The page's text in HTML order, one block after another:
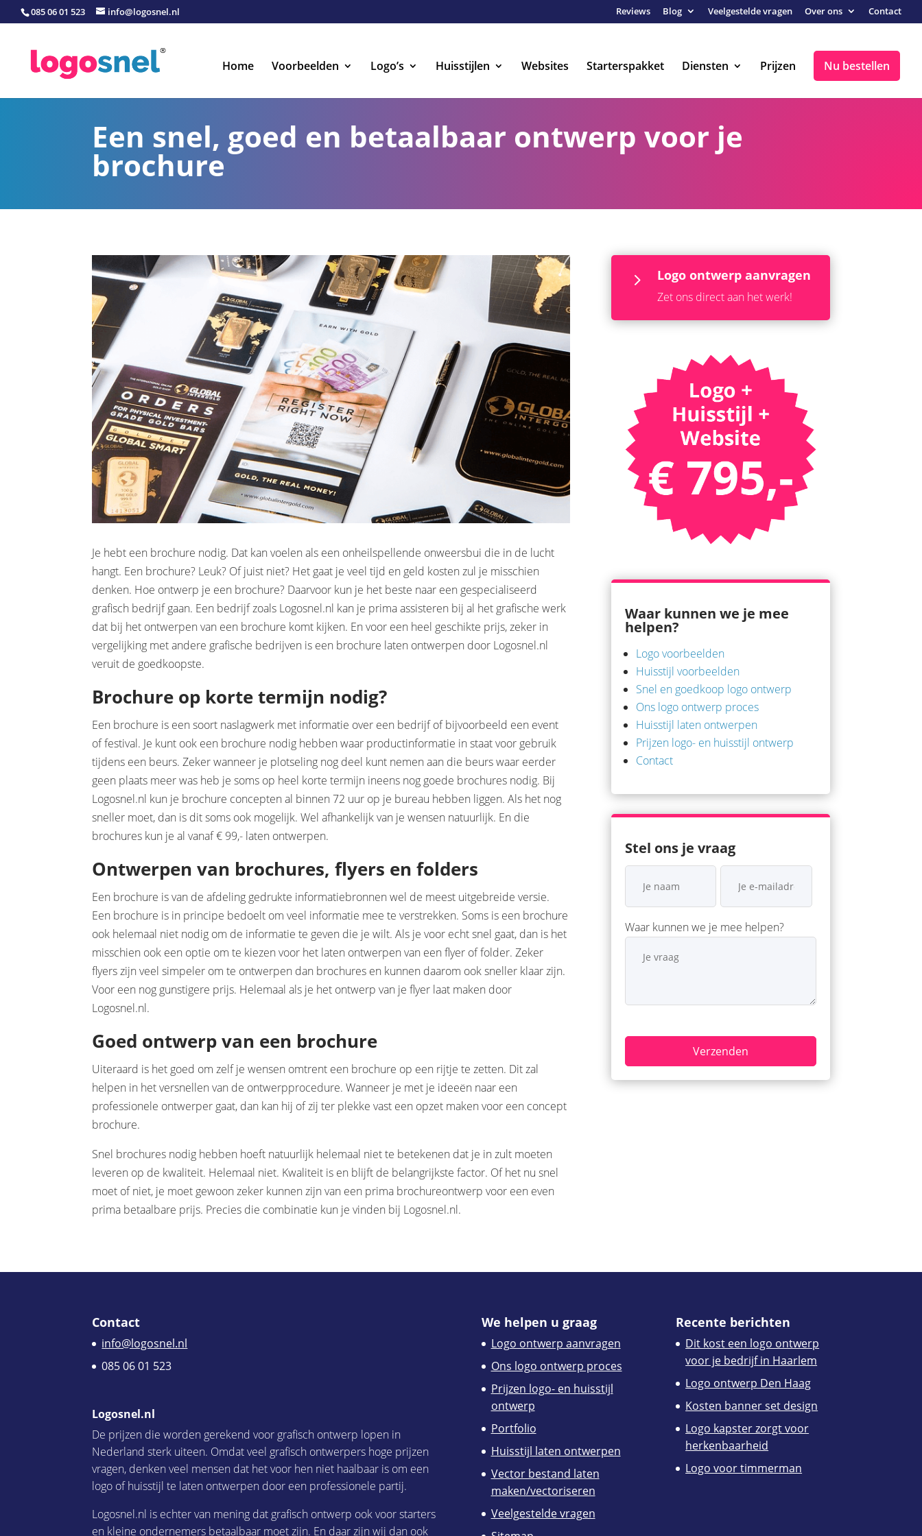
085 06 01 523 info@logosnel.nl Reviews Blog Veelgestelde vragen Over ons Contact
Home Voorbeelden Logo’s Huisstijlen Websites Starterspakket Diensten Prijzen Nu bestellen
Een snel, goed en betaalbaar ontwerp voor je
brochure
Je hebt een brochure nodig. Dat kan voelen als een onheilspellende onweersbui die in de lucht
hangt. Een brochure? Leuk? Of juist niet? Het gaat je veel tijd en geld kosten zul je misschien
denken. Hoe ontwerp je een brochure? Daarvoor kun je het beste naar een gespecialiseerd
grafisch bedrijf gaan. Een bedrijf zoals Logosnel.nl kan je prima assisteren bij al het grafische werk
dat bij het ontwerpen van een brochure komt kijken. En voor een heel geschikte prijs, zeker in
vergelijking met andere grafische bedrijven is een brochure laten ontwerpen door Logosnel.nl
veruit de goedkoopste.
Brochure op korte termijn nodig?
Een brochure is een soort naslagwerk met informatie over een bedrijf of bijvoorbeeld een event
of festival. Je kunt ook een brochure nodig hebben waar productinformatie in staat voor gebruik
tijdens een beurs. Zeker wanneer je plotseling nog deel kunt nemen aan die beurs waar eerder
geen plaats meer was heb je soms op heel korte termijn ineens nog goede brochures nodig. Bij
Logosnel.nl kun je brochure concepten al binnen 72 uur op je bureau hebben liggen. Als het nog
sneller moet, dan is dit soms ook mogelijk. Wel afhankelijk van je wensen natuurlijk. En die
brochures kun je al vanaf € 99,- laten ontwerpen.
Ontwerpen van brochures, flyers en folders
Een brochure is van de afdeling gedrukte informatiebronnen wel de meest uitgebreide versie.
Een brochure is in principe bedoelt om veel informatie mee te verstrekken. Soms is een brochure
ook helemaal niet nodig om de informatie te geven die je wilt. Als je voor echt snel gaat, dan is het
misschien ook een optie om te kiezen voor het laten ontwerpen van een flyer of folder. Zeker
flyers zijn veel simpeler om te ontwerpen dan brochures en kunnen daarom ook sneller klaar zijn.
Voor een nog gunstigere prijs. Helemaal als je het ontwerp van je flyer laat maken door
Logosnel.nl.
Goed ontwerp van een brochure
Uiteraard is het goed om zelf je wensen omtrent een brochure op een rijtje te zetten. Dit zal
helpen in het versnellen van de ontwerpprocedure. Wanneer je met je ideeën naar een
professionele ontwerper gaat, dan kan hij of zij ter plekke vast een opzet maken voor een concept
brochure.
Snel brochures nodig hebben hoeft natuurlijk helemaal niet te betekenen dat je in zult moeten
leveren op de kwaliteit. Helemaal niet. Kwaliteit is en blijft de belangrijkste factor. Of het nu snel
moet of niet, je moet gewoon zeker kunnen zijn van een prima brochureontwerp voor een even
prima betaalbare prijs. Precies die combinatie kun je vinden bij Logosnel.nl.
5 Logo ontwerp aanvragen
Zet ons direct aan het werk!
Waar kunnen we je mee
helpen?
Logo voorbeelden
Huisstijl voorbeelden
Snel en goedkoop logo ontwerp
Ons logo ontwerp proces
Huisstijl laten ontwerpen
Prijzen logo- en huisstijl ontwerp
Contact
Stel ons je vraag
Waar kunnen we je mee helpen?
Contact
info@logosnel.nl
085 06 01 523
Logosnel.nl
De prijzen die worden gerekend voor grafisch ontwerp lopen in
Nederland sterk uiteen. Omdat veel grafisch ontwerpers hoge prijzen
vragen, denken veel mensen dat het voor hen niet haalbaar is om een
logo of huisstijl te laten ontwerpen door een professionele partij.
Logosnel.nl is echter van mening dat grafisch ontwerp ook voor starters
en kleine ondernemers betaalbaar moet zijn. En daar zijn wij dan ook
We helpen u graag
Logo ontwerp aanvragen
Ons logo ontwerp proces
Prijzen logo- en huisstijl
ontwerp
Portfolio
Huisstijl laten ontwerpen
Vector bestand laten
maken/vectoriseren
Veelgestelde vragen
Recente berichten
Dit kost een logo ontwerp
voor je bedrijf in Haarlem
Logo ontwerp Den Haag
Kosten banner set design
Logo kapster zorgt voor
herkenbaarheid
Logo voor timmerman